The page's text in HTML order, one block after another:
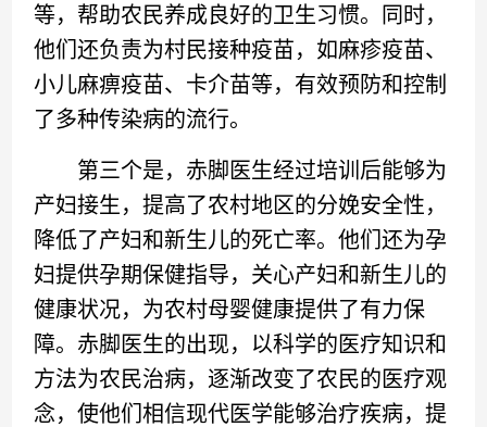
等，帮助农民养成良好的卫生习惯。同时，
他们还负责为村民接种疫苗，如麻疹疫苗、
小儿麻痹疫苗、卡介苗等，有效预防和控制
了多种传染病的流行。
第三个是，赤脚医生经过培训后能够为
产妇接生，提高了农村地区的分娩安全性，
降低了产妇和新生儿的死亡率。他们还为孕
妇提供孕期保健指导，关心产妇和新生儿的
健康状况，为农村母婴健康提供了有力保
障。赤脚医生的出现，以科学的医疗知识和
方法为农民治病，逐渐改变了农民的医疗观
念，使他们相信现代医学能够治疗疾病，提